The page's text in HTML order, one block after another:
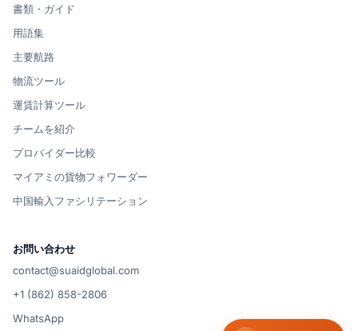
書類・ガイド
用語集
主要航路
物流ツール
運賃計算ツール
チームを紹介
プロバイダー比較
マイアミの貨物フォワーダー
中国輸入ファシリテーション
お問い合わせ
contact@suaidglobal.com
+1 (862) 858-2806
WhatsApp